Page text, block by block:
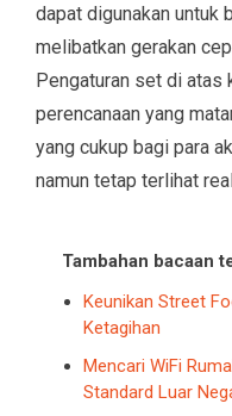
dapat digunakan untuk
melibatkan gerakan
Pengaturan set di atas
perencanaan yang
yang cukup bagi para
namun tetap terlihat
Tambahan bacaan
Keunikan Street
Ketagihan
Mencari WiFi
Standard Luar